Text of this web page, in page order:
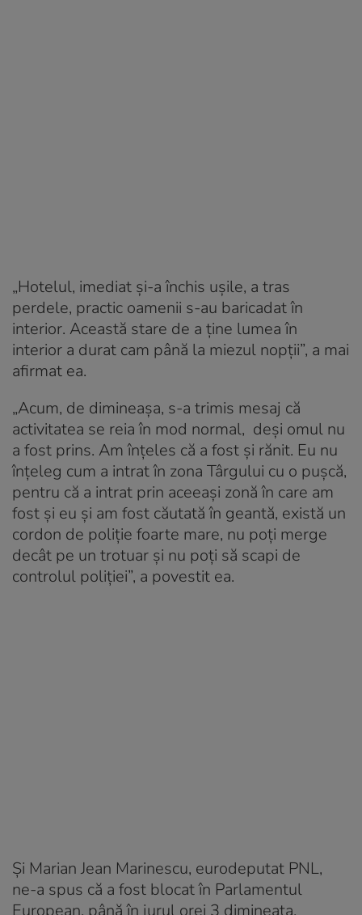
„Hotelul, imediat şi-a închis uşile, a tras
perdele, practic oamenii s-au baricadat în
interior. Această stare de a ţine lumea în
interior a durat cam până la miezul nopţii”, a mai
afirmat ea.
„Acum, de dimineaşa, s-a trimis mesaj că
activitatea se reia în mod normal, deşi omul nu
a fost prins. Am înţeles că a fost şi rănit. Eu nu
înţeleg cum a intrat în zona Târgului cu o puşcă,
pentru că a intrat prin aceeaşi zonă în care am
fost şi eu şi am fost căutată în geantă, există un
cordon de poliţie foarte mare, nu poţi merge
decât pe un trotuar şi nu poţi să scapi de
controlul poliţiei”, a povestit ea.
Şi Marian Jean Marinescu, eurodeputat PNL,
ne-a spus că a fost blocat în Parlamentul